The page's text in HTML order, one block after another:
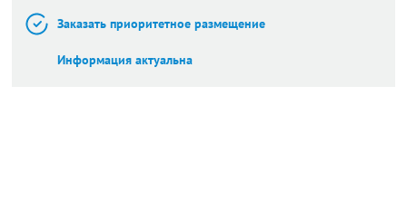
Заказать приоритетное размещение
Информация актуальна